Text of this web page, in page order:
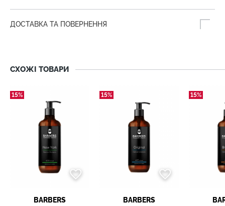
ДОСТАВКА ТА ПОВЕРНЕННЯ
СХОЖІ ТОВАРИ
15%
BARBERS
15%
BARBERS
15%